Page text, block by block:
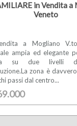
in Vendita a
Veneto
a Mogliano
ampia ed elegante
su due livelli
zona è
passi dal centro...